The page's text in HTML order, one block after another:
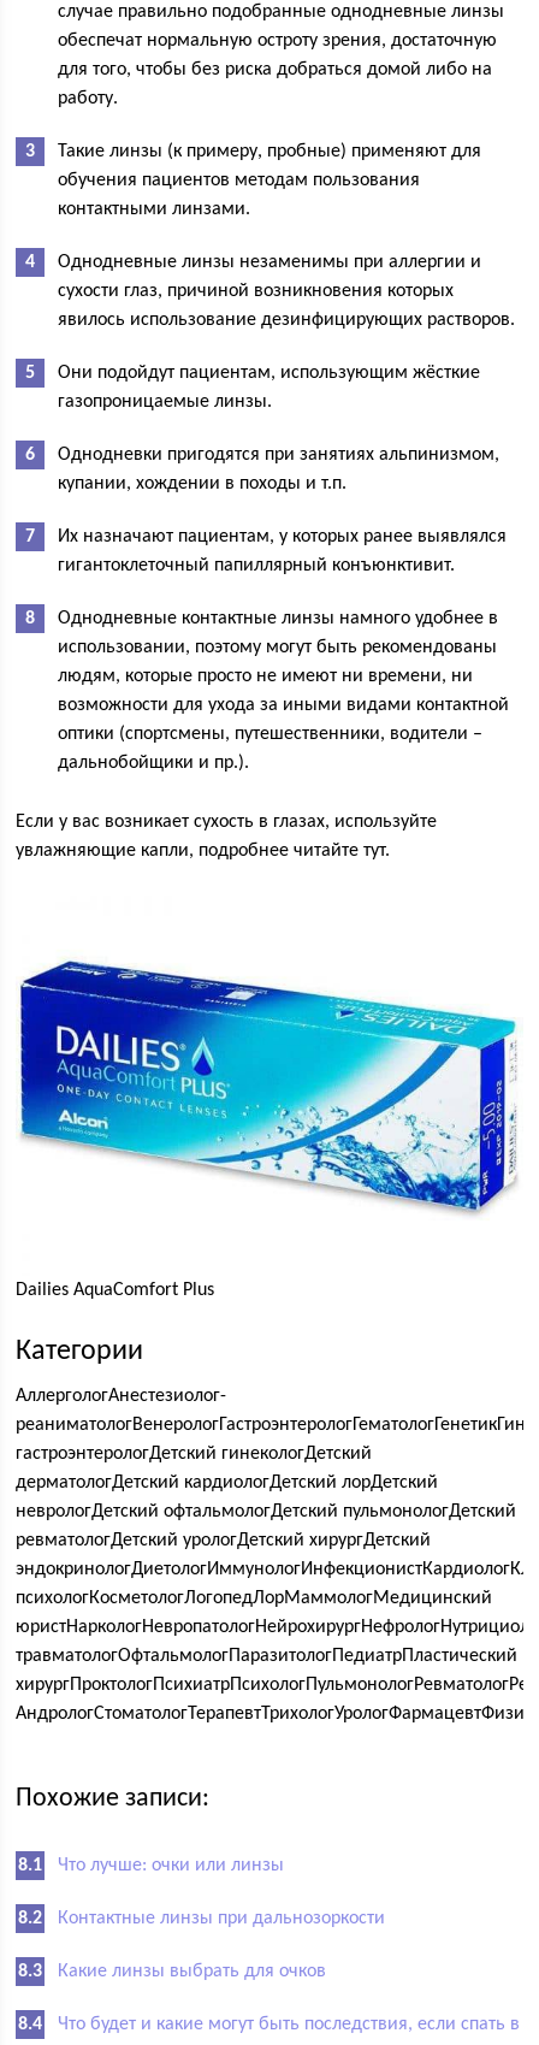
случае правильно подобранные однодневные линзы
обеспечат нормальную остроту зрения, достаточную
для того, чтобы без риска добраться домой либо на
работу.
Такие линзы (к примеру, пробные) применяют для
обучения пациентов методам пользования
контактными линзами.
Однодневные линзы незаменимы при аллергии и
сухости глаз, причиной возникновения которых
явилось использование дезинфицирующих растворов.
Они подойдут пациентам, использующим жёсткие
газопроницаемые линзы.
Однодневки пригодятся при занятиях альпинизмом,
купании, хождении в походы и т.п.
Их назначают пациентам, у которых ранее выявлялся
гигантоклеточный папиллярный конъюнктивит.
Однодневные контактные линзы намного удобнее в
использовании, поэтому могут быть рекомендованы
людям, которые просто не имеют ни времени, ни
возможности для ухода за иными видами контактной
оптики (спортсмены, путешественники, водители –
дальнобойщики и пр.).
Если у вас возникает сухость в глазах, используйте
увлажняющие капли, подробнее читайте тут.
Dailies AquaComfort Plus
Категории
АллергологАнестезиолог-
гастроэнтерологДетский гинекологДетский
дерматологДетский кардиологДетский лорДетский
неврологДетский офтальмологДетский пульмонологДетский
ревматологДетский урологДетский хирургДетский
психологКосметологЛогопедЛорМаммологМедицинский
травматологОфтальмологПаразитологПедиатрПластический
Похожие записи:
Что лучше: очки или линзы
Контактные линзы при дальнозоркости
Какие линзы выбрать для очков
Что будет и какие могут быть последствия, если спать в